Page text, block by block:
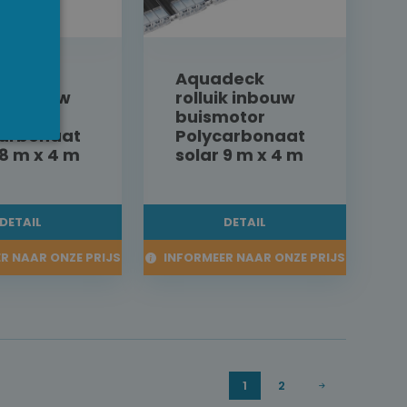
inbouw
m x 4 m
DETAIL
NAAR ONZE PRIJS
Aquadeck
rolluik inbouw
buismotor
Polycarbonaat
solar 9 m x 4 m
DETAIL
INFORMEER NAAR ONZE PRIJS
1 2